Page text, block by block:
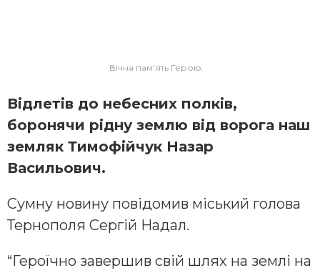
Вічна пам'ять Герою.
Відлетів до небесних полків,
боронячи рідну землю від ворога наш
земляк Тимофійчук Назар
Васильович.
Сумну новину повідомив міський голова
Тернополя Сергій Надал.
“Героїчно завершив свій шлях на землі на